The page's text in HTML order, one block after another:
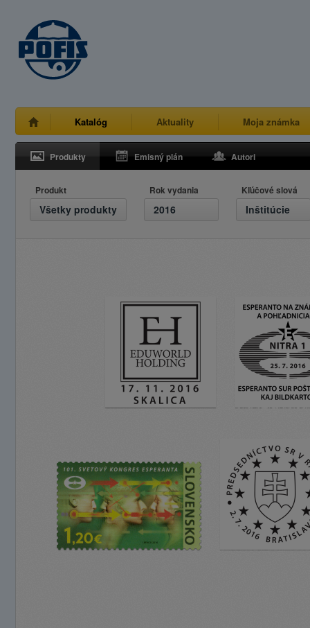
Katalóg Aktuality Moja známka
Produkty Emisný plán Autori
Produkt
Všetky produkty
Rok vydania
2016
Kľúčové slová
Inštitúcie